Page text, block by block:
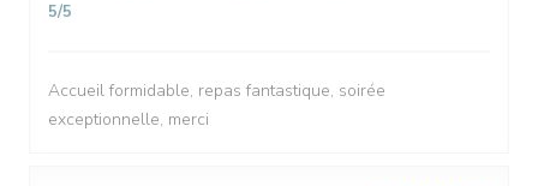
5/5
Accueil formidable, repas fantastique, soirée
exceptionnelle, merci